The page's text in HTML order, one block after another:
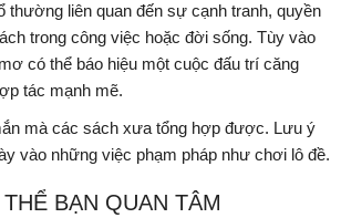
thường liên quan đến sự cạnh tranh, quyền
trong công việc hoặc đời sống. Tùy vào
có thể báo hiệu một cuộc đấu trí căng
tác mạnh mẽ.
mà các sách xưa tổng hợp được. Lưu ý
vào những việc phạm pháp như chơi lô đề.
BẠN QUAN TÂM